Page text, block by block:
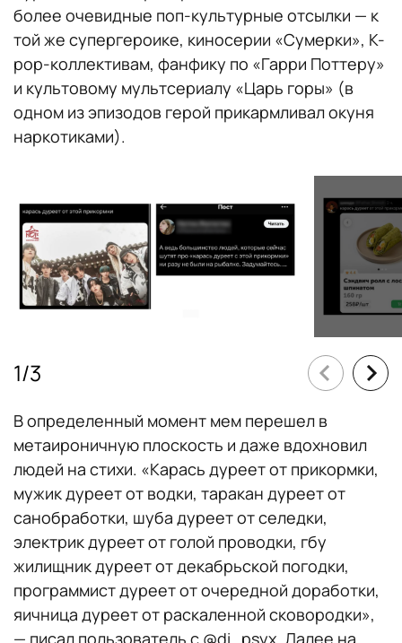
более очевидные поп-культурные отсылки — к
той же супергероике, киносерии «Сумерки», K-
pop-коллективам, фанфику по «Гарри Поттеру»
и культовому мультсериалу «Царь горы» (в
одном из эпизодов герой прикармливал окуня
наркотиками).
1/3
В определенный момент мем перешел в
метаироничную плоскость и даже вдохновил
людей на стихи. «Карась дуреет от прикормки,
мужик дуреет от водки, таракан дуреет от
санобработки, шуба дуреет от селедки,
электрик дуреет от голой проводки, гбу
жилищник дуреет от декабрьской погодки,
программист дуреет от очередной доработки,
яичница дуреет от раскаленной сковородки»,
— писал пользователь с @di_psyx. Далее на